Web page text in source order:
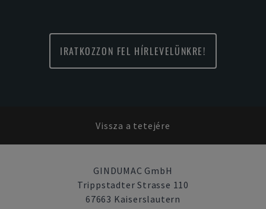
IRATKOZZON FEL HÍRLEVELÜNKRE!
Vissza a tetejére
GINDUMAC GmbH
Trippstadter Strasse 110
67663 Kaiserslautern